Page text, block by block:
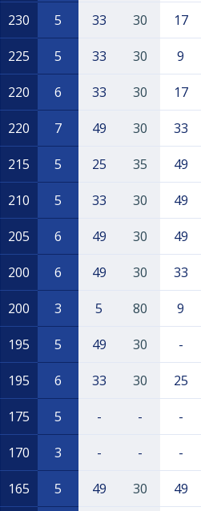
230 5 33 30 17
225 5 33 30 9
220 6 33 30 17
220 7 49 30 33
215 5 25 35 49
210 5 33 30 49
205 6 49 30 49
200 6 49 30 33
200 3 5 80 9
195 5 49 30 -
195 6 33 30 25
175 5 - - -
170 3 - - -
165 5 49 30 49